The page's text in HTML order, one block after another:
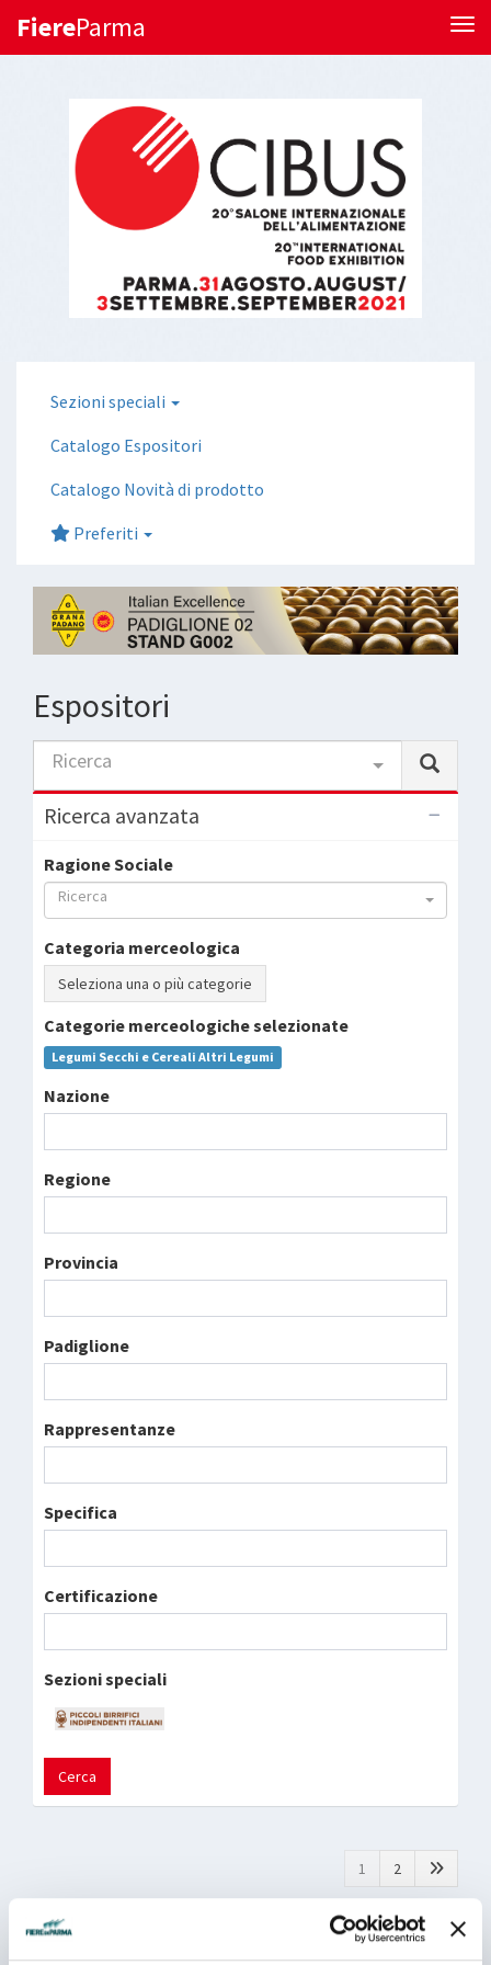
FiereParma
Sezioni speciali
Catalogo Espositori
Catalogo Novità di prodotto
Preferiti
Espositori
Ricerca
Ricerca avanzata
Ragione Sociale
Ricerca
Categoria merceologica
Seleziona una o più categorie
Categorie merceologiche selezionate
Legumi Secchi e Cereali Altri Legumi
Nazione
Regione
Provincia
Padiglione
Rappresentanze
Specifica
Certificazione
Sezioni speciali
Cerca
1 2